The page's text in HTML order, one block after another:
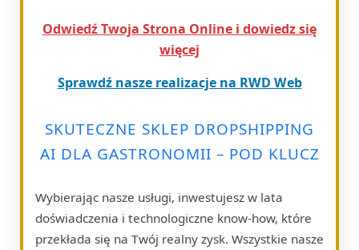
Odwiedź Twoja Strona Online i dowiedz się
więcej
Sprawdź nasze realizacje na RWD Web
SKUTECZNE SKLEP DROPSHIPPING
AI DLA GASTRONOMII – POD KLUCZ
Wybierając nasze usługi, inwestujesz w lata
doświadczenia i technologiczne know-how, które
przekłada się na Twój realny zysk. Wszystkie nasze